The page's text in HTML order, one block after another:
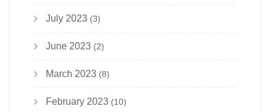
July 2023 (3)
June 2023 (2)
March 2023 (8)
February 2023 (10)